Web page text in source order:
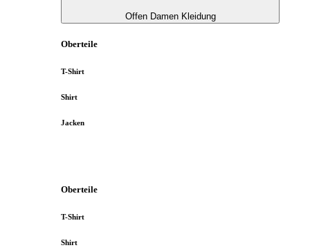
Offen Damen Kleidung
Oberteile
T-Shirt
Shirt
Jacken
Oberteile
T-Shirt
Shirt